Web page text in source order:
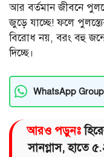
আর বর্তমান জীবনে
জুড়ে যাচ্ছে! ফলে
বিরোধ নয়, বরং বহু
দিচ্ছে।
WhatsApp Group
আরও পড়ুনঃ
সানগ্লাস, হাতে